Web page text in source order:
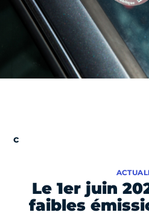
Le 1er juin
faibles